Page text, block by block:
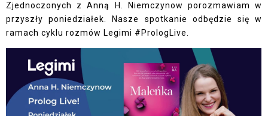
Zjednoczonych z Anną H. Niemczynow porozmawiam w
przyszły poniedziałek. Nasze spotkanie odbędzie się w
ramach cyklu rozmów Legimi #PrologLive.